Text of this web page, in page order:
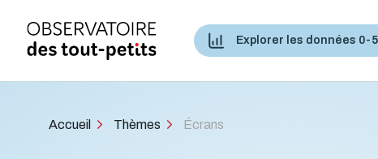
Explorer les données 0-5
Accueil Thèmes Écrans